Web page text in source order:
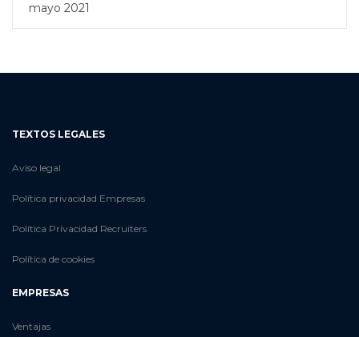
mayo 2021
TEXTOS LEGALES
Aviso legal
Política privacidad Empresas
Política Privacidad Recruiters
Política de cookies
EMPRESAS
Ventajas